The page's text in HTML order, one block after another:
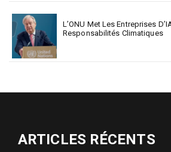
L’ONU Met Les Entreprises
Responsabilités Climatiques
ARTICLES RÉCENTS